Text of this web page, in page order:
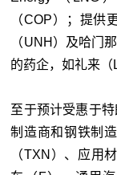
（COP）；提供
（UNH）及哈门
的药企，如礼来（
至于预计受惠于
制造商和钢铁制
（TXN）、应用